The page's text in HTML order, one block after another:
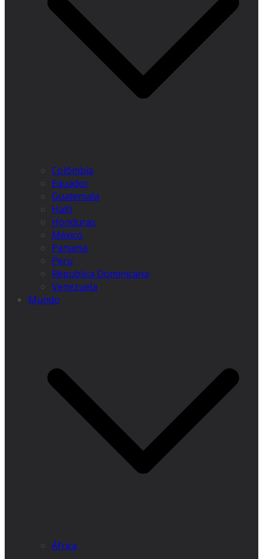
Colômbia
Equador
Guatemala
Haiti
Honduras
México
Panamá
Peru
Républica Dominicana
Venezuela
Mundo
África